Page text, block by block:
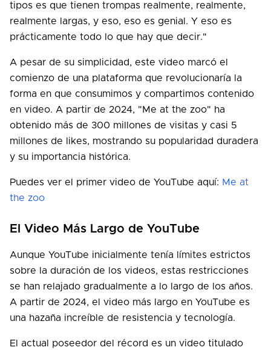
tipos es que tienen trompas realmente, realmente,
realmente largas, y eso, eso es genial. Y eso es
prácticamente todo lo que hay que decir."
A pesar de su simplicidad, este video marcó el
comienzo de una plataforma que revolucionaría la
forma en que consumimos y compartimos contenido
en video. A partir de 2024, "Me at the zoo" ha
obtenido más de 300 millones de visitas y casi 5
millones de likes, mostrando su popularidad duradera
y su importancia histórica.
Puedes ver el primer video de YouTube aquí: Me at
the zoo
El Video Más Largo de YouTube
Aunque YouTube inicialmente tenía límites estrictos
sobre la duración de los videos, estas restricciones
se han relajado gradualmente a lo largo de los años.
A partir de 2024, el video más largo en YouTube es
una hazaña increíble de resistencia y tecnología.
El actual poseedor del récord es un video titulado